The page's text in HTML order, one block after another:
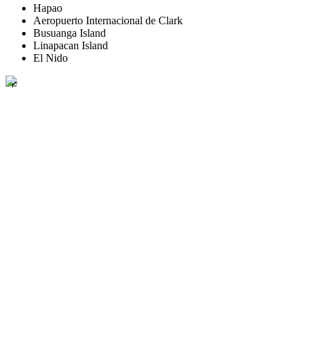
Hapao
Aeropuerto Internacional de Clark
Busuanga Island
Linapacan Island
El Nido